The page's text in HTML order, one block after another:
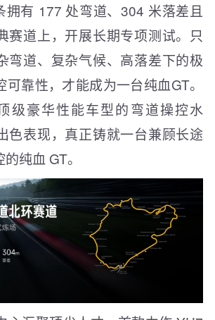
拥有 177 处弯道、304 米落差且
赛道上，开展长期专项测试。只
弯道、复杂气候、高落差下的极
靠性，才能成为一台纯血GT。
级豪华性能车型的弯道操控水
色表现，真正铸就一台兼顾长途
纯血 GT。